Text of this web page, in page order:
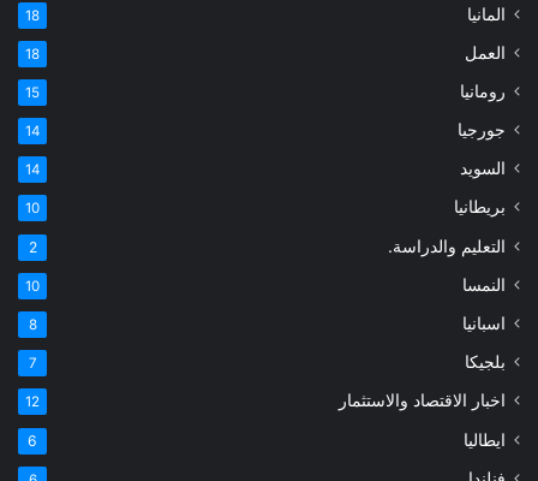
المانيا 18
العمل 18
رومانيا 15
جورجيا 14
السويد 14
بريطانيا 10
التعليم والدراسة. 2
النمسا 10
اسبانيا 8
بلجيكا 7
اخبار الاقتصاد والاستثمار 12
ايطاليا 6